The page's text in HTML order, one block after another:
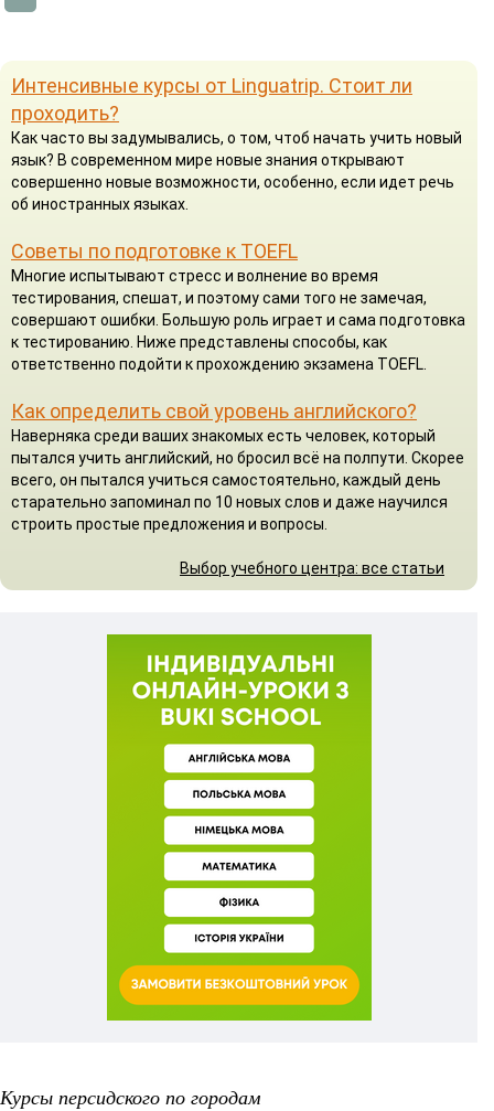
Интенсивные курсы от Linguatrip. Стоит ли
проходить?
Как часто вы задумывались, о том, чтоб начать учить новый
язык? В современном мире новые знания открывают
совершенно новые возможности, особенно, если идет речь
об иностранных языках.
Советы по подготовке к TOEFL
Многие испытывают стресс и волнение во время
тестирования, спешат, и поэтому сами того не замечая,
совершают ошибки. Большую роль играет и сама подготовка
к тестированию. Ниже представлены способы, как
ответственно подойти к прохождению экзамена TOEFL.
Как определить свой уровень английского?
Наверняка среди ваших знакомых есть человек, который
пытался учить английский, но бросил всё на полпути. Скорее
всего, он пытался учиться самостоятельно, каждый день
старательно запоминал по 10 новых слов и даже научился
строить простые предложения и вопросы.
Выбор учебного центра: все статьи
Курсы персидского по городам